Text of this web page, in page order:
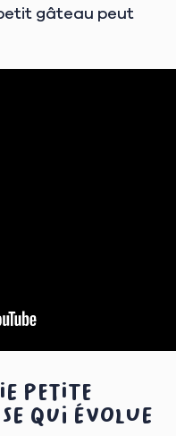
gâteau peut
petite
qui évolue